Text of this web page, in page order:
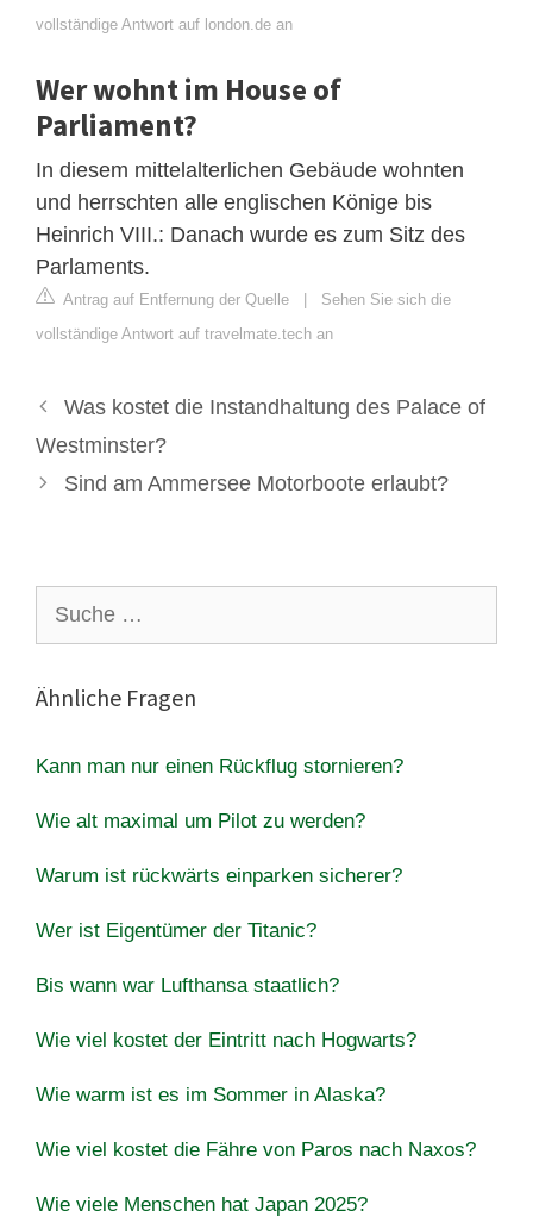
vollständige Antwort auf london.de an
Wer wohnt im House of
Parliament?
In diesem mittelalterlichen Gebäude wohnten
und herrschten alle englischen Könige bis
Heinrich VIII.: Danach wurde es zum Sitz des
Parlaments.
Antrag auf Entfernung der Quelle | Sehen Sie sich die
vollständige Antwort auf travelmate.tech an
Was kostet die Instandhaltung des Palace of
Westminster?
Sind am Ammersee Motorboote erlaubt?
nach:
Ähnliche Fragen
Kann man nur einen Rückflug stornieren?
Wie alt maximal um Pilot zu werden?
Warum ist rückwärts einparken sicherer?
Wer ist Eigentümer der Titanic?
Bis wann war Lufthansa staatlich?
Wie viel kostet der Eintritt nach Hogwarts?
Wie warm ist es im Sommer in Alaska?
Wie viel kostet die Fähre von Paros nach Naxos?
Wie viele Menschen hat Japan 2025?